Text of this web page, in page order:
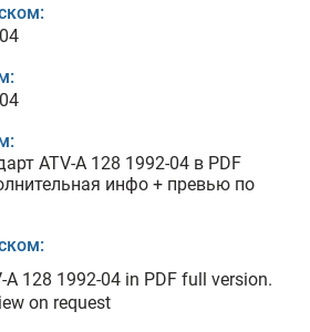
ATV-A 128 1992-04 в PDF
инфо + превью по
A 128 1992-04 in PDF full version.
on request